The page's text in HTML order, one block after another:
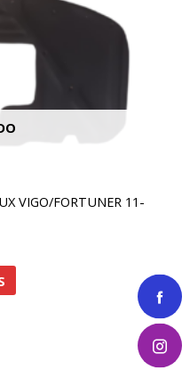
VIGO/FORTUNER 11-
página
de